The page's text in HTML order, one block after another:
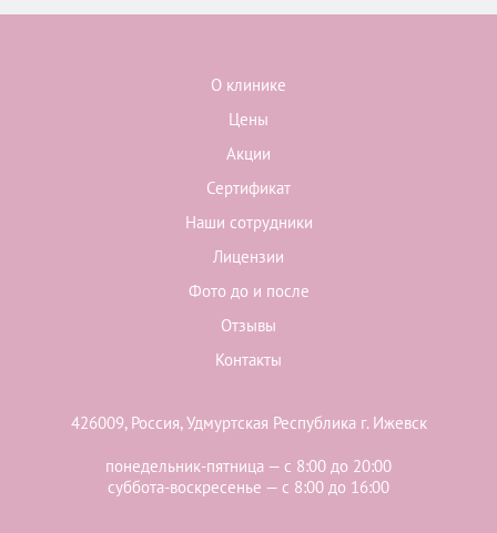
О клинике
Цены
Акции
Сертификат
Наши сотрудники
Лицензии
Фото до и после
Отзывы
Контакты
426009, Россия, Удмуртская Республика г. Ижевск
понедельник-пятница — с 8:00 до 20:00
суббота-воскресенье — с 8:00 до 16:00